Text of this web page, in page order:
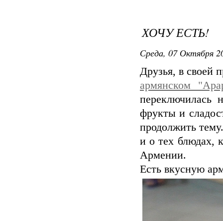
ХОЧУ ЕСТЬ!
Среда, 07 Октября
Друзья, в своей
армянском
переключилась
фрукты и
продолжить
и о тех блюдах,
Армении.
Есть вкусную